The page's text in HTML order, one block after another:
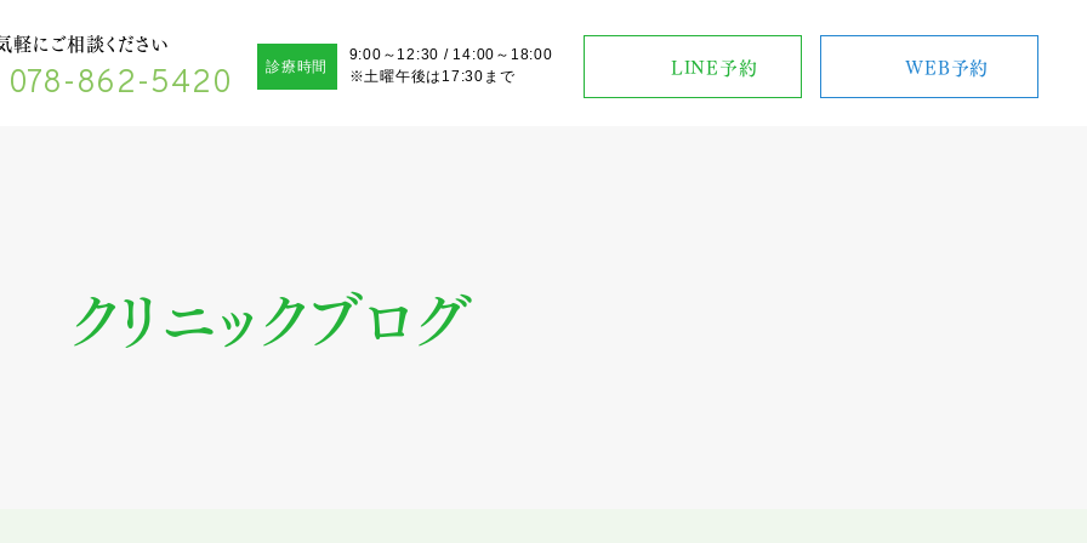
軽にご相談ください
078-862-5420 診療時間
9:00～12:30 / 14:00～18:00
※土曜午後は17:30まで
LINE予約 WEB予約
クリニックブログ